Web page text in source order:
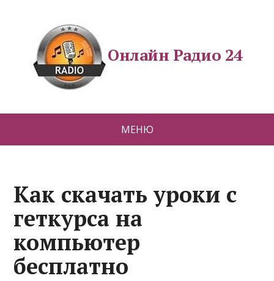
Онлайн Радио 24
МЕНЮ
Как скачать уроки с
геткурса на
компьютер
бесплатно